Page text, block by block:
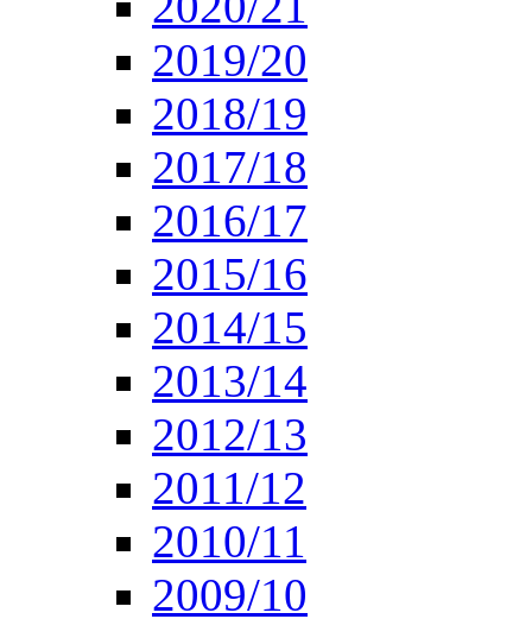
2019/20
2018/19
2017/18
2016/17
2015/16
2014/15
2013/14
2012/13
2011/12
2010/11
2009/10